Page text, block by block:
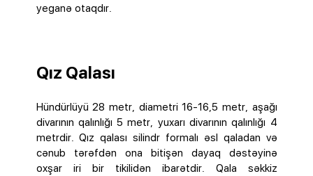
yeganə otaqdır.
Qız Qalası
Hündürlüyü 28 metr, diametri 16-16,5 metr, aşağı
divarının qalınlığı 5 metr, yuxarı divarının qalınlığı 4
metrdir. Qız qalası silindr formalı əsl qaladan və
cənub tərəfdən ona bitişən dayaq dəstəyinə
oxşar iri bir tikilidən ibarətdir. Qala səkkiz